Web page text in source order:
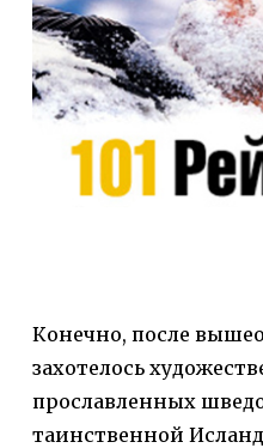
Конечно, после
захотелось
прославленных
таинственной